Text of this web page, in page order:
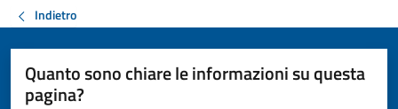
Indietro
Quanto sono chiare le informazioni su questa
pagina?